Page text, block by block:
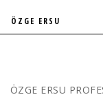
ÖZGE ERSU
ÖZGE ERSU